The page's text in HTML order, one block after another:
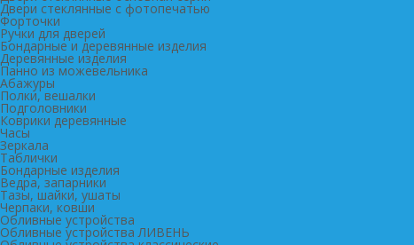
Двери стеклянные с фотопечатью
Форточки
Ручки для дверей
Бондарные и деревянные изделия
Деревянные изделия
Панно из можевельника
Абажуры
Полки, вешалки
Подголовники
Коврики деревянные
Часы
Зеркала
Таблички
Бондарные изделия
Ведра, запарники
Тазы, шайки, ушаты
Черпаки, ковши
Обливные устройства
Обливные устройства ЛИВЕНЬ